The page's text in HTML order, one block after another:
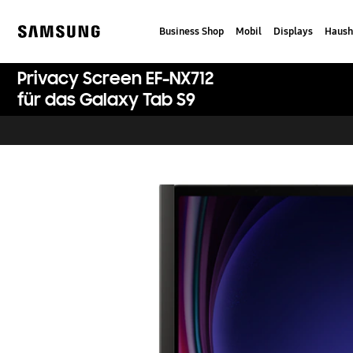
content
Business Shop Mobil Displays
Privacy Screen EF-NX712
für das Galaxy Tab S9